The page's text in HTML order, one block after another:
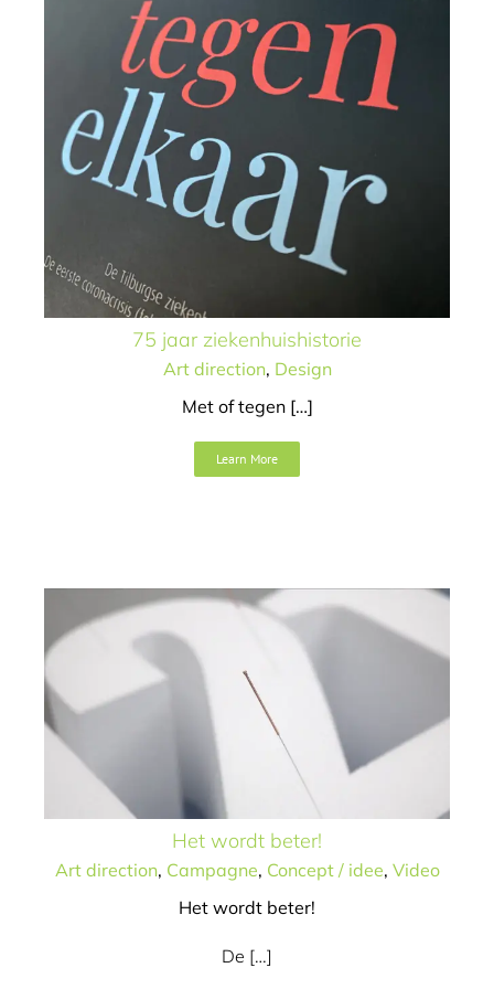
75 jaar ziekenhuishistorie
Art direction, Design
Met of tegen […]
Learn More
Het wordt beter!
Het wordt beter!
Art direction, Campagne, Concept / idee, Video
Het wordt beter!
De […]